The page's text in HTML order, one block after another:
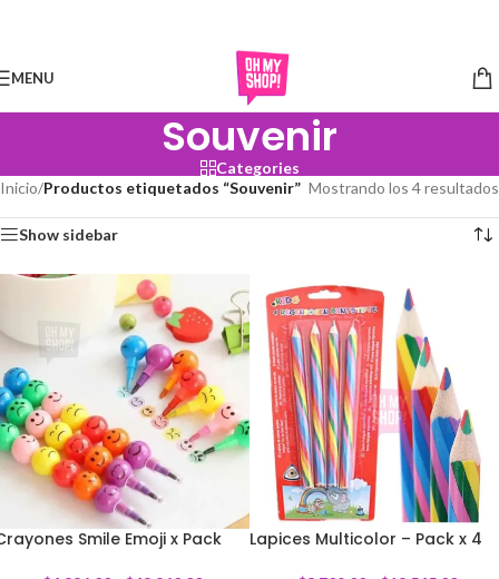
MENU
Souvenir
Categories
Inicio/Productos etiquetados “Souvenir” Mostrando los 4 resultados
Show sidebar
Smile Emoji x Pack Lapices Multicolor – Pack x 4